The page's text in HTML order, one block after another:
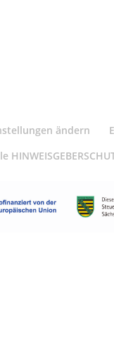
ändern